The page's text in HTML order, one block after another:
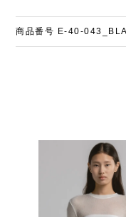
商品番号 E-40-